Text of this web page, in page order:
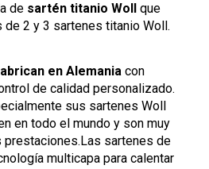
de sartén titanio Woll que
2 y 3 sartenes titanio Woll.
en Alemania con
de calidad personalizado.
sus sartenes Woll
en todo el mundo y son muy
sartenes de
multicapa para calentar